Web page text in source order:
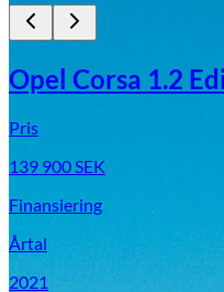
Mazda
Fordonstyp
MopedbilPickup
Opel Corsa 1.2
Pris
139 900SEK
Finansiering
Årtal
2021